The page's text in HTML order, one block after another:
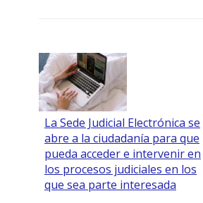
La Sede Judicial Electrónica se
abre a la ciudadanía para que
pueda acceder e intervenir en
los procesos judiciales en los
que sea parte interesada